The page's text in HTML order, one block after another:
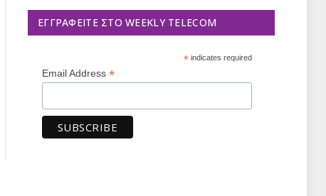
ΕΓΓΡΑΦΕΊΤΕ ΣΤΟ WEEKLY TELECOM
*indicates required
Email Address *